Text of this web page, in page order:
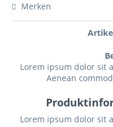
Merken
Lorem ipsum dolor sit
Aenean
Lorem ipsum dolor sit